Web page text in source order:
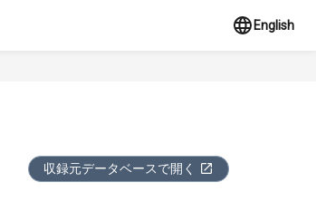
English
収録元データベースで開く